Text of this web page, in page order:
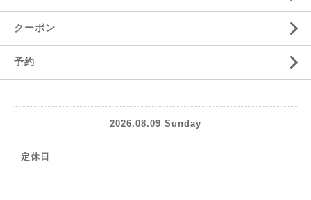
クーポン
予約
2026.08.09 Sunday
定休日